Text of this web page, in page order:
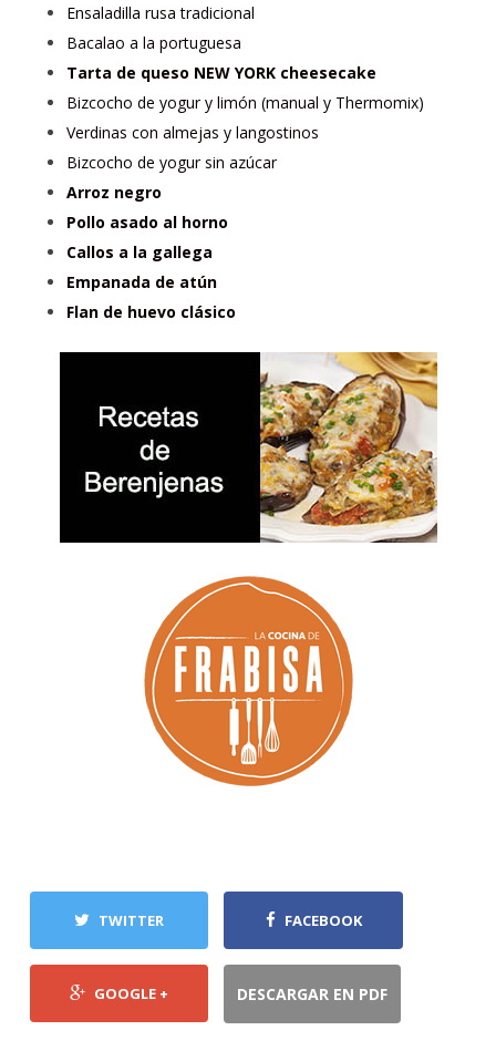
Ensaladilla rusa tradicional
Bacalao a la portuguesa
Tarta de queso NEW YORK cheesecake
Bizcocho de yogur y limón (manual y Thermomix)
Verdinas con almejas y langostinos
Bizcocho de yogur sin azúcar
Arroz negro
Pollo asado al horno
Callos a la gallega
Empanada de atún
Flan de huevo clásico
TWITTER FACEBOOK
GOOGLE + DESCARGAR EN PDF